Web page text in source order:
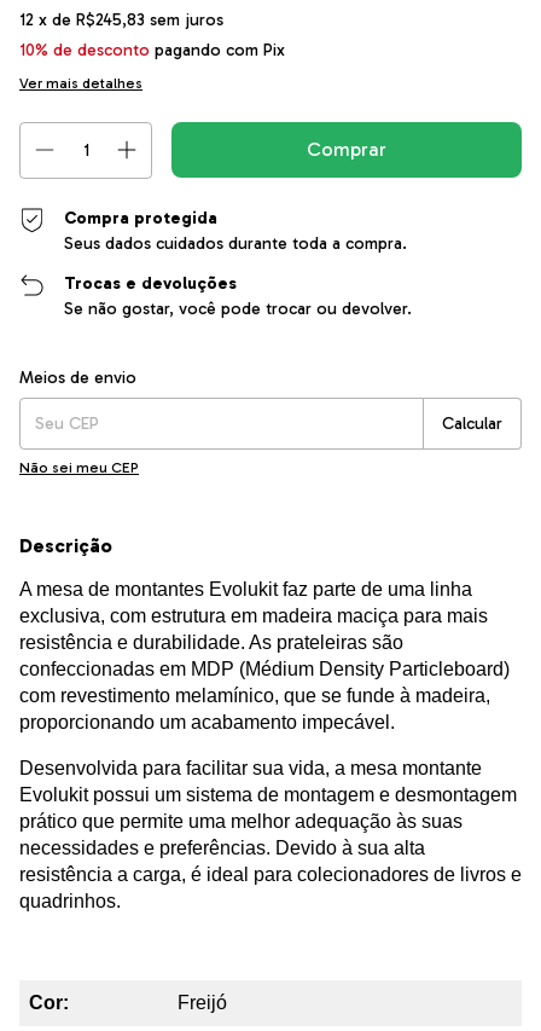
12 x de R$245,83 sem juros
10% de desconto pagando com Pix
Ver mais detalhes
Compra protegida
Seus dados cuidados durante toda a compra.
Trocas e devoluções
Se não gostar, você pode trocar ou devolver.
Entregas para o CEP:
Meios de envio
Calcular
Não sei meu CEP
Descrição
A mesa de montantes Evolukit faz parte de uma linha
exclusiva, com estrutura em madeira maciça para mais
resistência e durabilidade. As prateleiras são
confeccionadas em MDP (Médium Density Particleboard)
com revestimento melamínico, que se funde à madeira,
proporcionando um acabamento impecável.
Desenvolvida para facilitar sua vida, a mesa montante
Evolukit possui um sistema de montagem e desmontagem
prático que permite uma melhor adequação às suas
necessidades e preferências. Devido à sua alta
resistência a carga, é ideal para colecionadores de livros e
quadrinhos.
Cor: Freijó